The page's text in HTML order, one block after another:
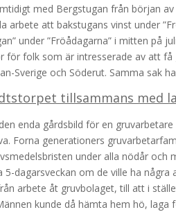
med Bergstugan från början
arbete att bakstugans vinst under
under ”Fröådagarna” i mitten på
för folk som är intresserade av att
Sverige och Söderut. Samma sak
tillsammans med
enda gårdsbild för en
Forna generationers
under alla nödår och
5-dagarsveckan om de ville ha
arbete åt gruvbolaget, till att i
kunde då hämta hem hö,